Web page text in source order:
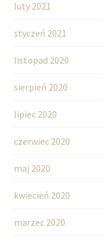
luty 2021
styczeń 2021
listopad 2020
sierpień 2020
lipiec 2020
czerwiec 2020
maj 2020
kwiecień 2020
marzec 2020